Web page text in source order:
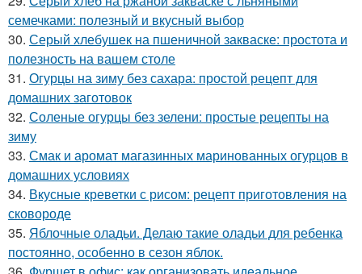
семечками: полезный и вкусный выбор
30. Серый хлебушек на пшеничной закваске: простота и
полезность на вашем столе
31. Огурцы на зиму без сахара: простой рецепт для
домашних заготовок
32. Соленые огурцы без зелени: простые рецепты на
зиму
33. Смак и аромат магазинных маринованных огурцов в
домашних условиях
34. Вкусные креветки с рисом: рецепт приготовления на
сковороде
35. Яблочные оладьи. Делаю такие оладьи для ребенка
постоянно, особенно в сезон яблок.